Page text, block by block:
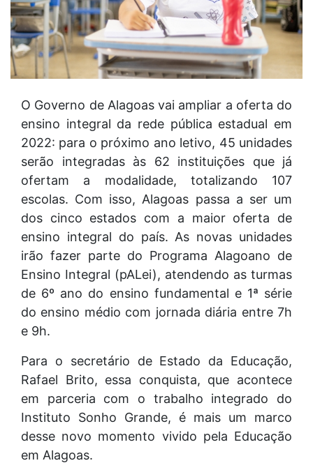
O Governo de Alagoas vai ampliar a oferta do
ensino integral da rede pública estadual em
2022: para o próximo ano letivo, 45 unidades
serão integradas às 62 instituições que já
ofertam a modalidade, totalizando 107
escolas. Com isso, Alagoas passa a ser um
dos cinco estados com a maior oferta de
ensino integral do país. As novas unidades
irão fazer parte do Programa Alagoano de
Ensino Integral (pALei), atendendo as turmas
de 6º ano do ensino fundamental e 1ª série
do ensino médio com jornada diária entre 7h
e 9h.
Para o secretário de Estado da Educação,
Rafael Brito, essa conquista, que acontece
em parceria com o trabalho integrado do
Instituto Sonho Grande, é mais um marco
desse novo momento vivido pela Educação
em Alagoas.